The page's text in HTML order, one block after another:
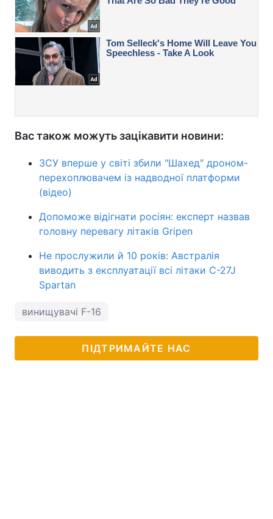
Вас також можуть зацікавити новини:
ЗСУ вперше у світі збили "Шахед" дроном-
перехоплювачем із надводної платформи
(відео)
Допоможе відігнати росіян: експерт назвав
головну перевагу літаків Gripen
Не прослужили й 10 років: Австралія
виводить з експлуатації всі літаки C-27J
Spartan
винищувачі F-16
ПІДТРИМАЙТЕ НАС